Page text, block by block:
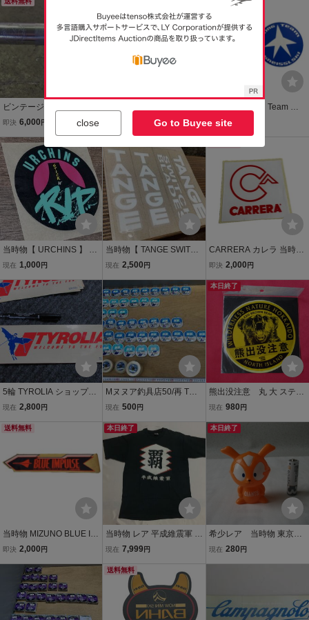
7 レア マルボロ仕様 F1
ズ
トック
ビンテージ 日東 NITTO O
LYMPIA 112 ドロップハ
ンドル 420mm 25.4mm
オリンピア 刻印 ランドナ
ー ロード 当時物
即決 6,000 円
リヂストン ステッカー 20
00 ワールドチャンピオン
ッハ BRIDGESTONE Mot
orsport AS+F
Kneissl Racing Team 当
時物 ステッカー 2枚セッ
ト クナイスル スキー 80s
ビンテージ レトロ 希少
即決 2,000
当時物【 URCHINS 】 ス
テッカー デカール 新品 経
D BMX OLD MTB 昭和レ
トロ カスタム
現在 1,000 円
当時物【 TANGE SWITCH
BLADES 】 タンゲ スイッ
ッカー 新品 検) 昭和レト
ロ VINTAGE ROAD OLD
BMX OLD MTB
現在 2,500 円
CARRERA カレラ 当時物
ステッカー イタリア 80s
ングラス モータースポー
ツ 希少
即決 2,000 円
5輪 TYROLIA ショップ用
記念 ステッカー ウインタ
ンサー スーパーレア総品
現在 2,800 円
Mヌヌア釣具店50/再 TOR
AY 道糸 銀鱗 まとめて約5
~1 50m巻 レトロ 店舗内
保管品 当時物 現状品
現在 500 円
本日終了
熊出没注意 丸 大 ステッ
カー NORTH ISLAND
現在 980 円
送料無料
当時物 MIZUNO BLUE IM
PULSE ステッカー SAJ
テージ 希少 防水 ミズ
即決 2,000 円
本日終了
当時物 レア 平成維震軍 プ
ロレス Tシャツ 新日本プ
現在 7,999円
本日終了
希少レア 当時物 東京読
売巨人軍 ジャビット
現在 280 円
送料無料
close Go to Buyee site